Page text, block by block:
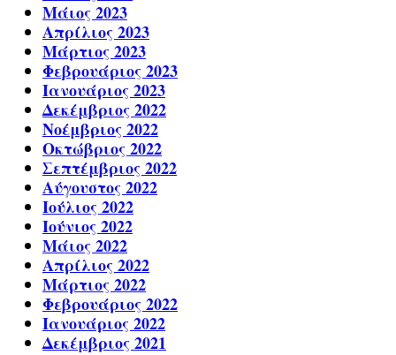
Μάιος 2023
Απρίλιος 2023
Μάρτιος 2023
Φεβρουάριος 2023
Ιανουάριος 2023
Δεκέμβριος 2022
Νοέμβριος 2022
Οκτώβριος 2022
Σεπτέμβριος 2022
Αύγουστος 2022
Ιούλιος 2022
Ιούνιος 2022
Μάιος 2022
Απρίλιος 2022
Μάρτιος 2022
Φεβρουάριος 2022
Ιανουάριος 2022
Δεκέμβριος 2021